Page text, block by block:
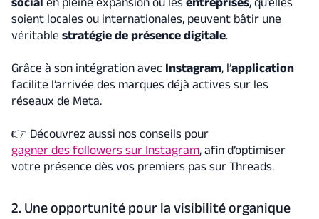
soient locales ou internationales, peuvent bâtir une
véritable stratégie de présence digitale.
Grâce à son intégration avec Instagram, l’application
facilite l’arrivée des marques déjà actives sur les
réseaux de Meta.
👉 Découvrez aussi nos conseils pour
gagner des followers sur Instagram, afin d’optimiser
votre présence dès vos premiers pas sur Threads.
2. Une opportunité pour la visibilité organique